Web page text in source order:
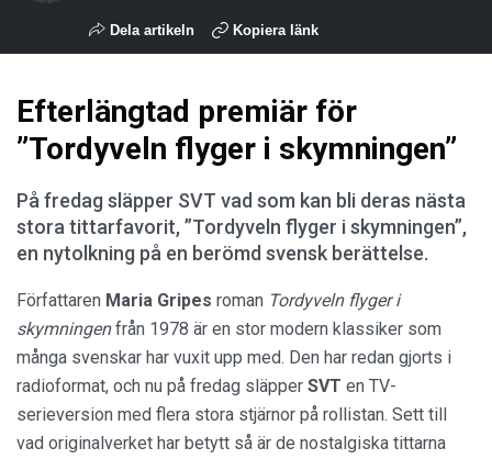
Dela artikeln Kopiera länk
Efterlängtad premiär för
”Tordyveln flyger i skymningen”
På fredag släpper SVT vad som kan bli deras nästa
stora tittarfavorit, ”Tordyveln flyger i skymningen”,
en nytolkning på en berömd svensk berättelse.
Författaren Maria Gripes roman Tordyveln flyger i
skymningenfrån 1978 är en stor modern klassiker som
många svenskar har vuxit upp med. Den har redan gjorts i
radioformat, och nu på fredag släpper SVT en TV-
serieversion med flera stora stjärnor på rollistan. Sett till
vad originalverket har betytt så är de nostalgiska tittarna